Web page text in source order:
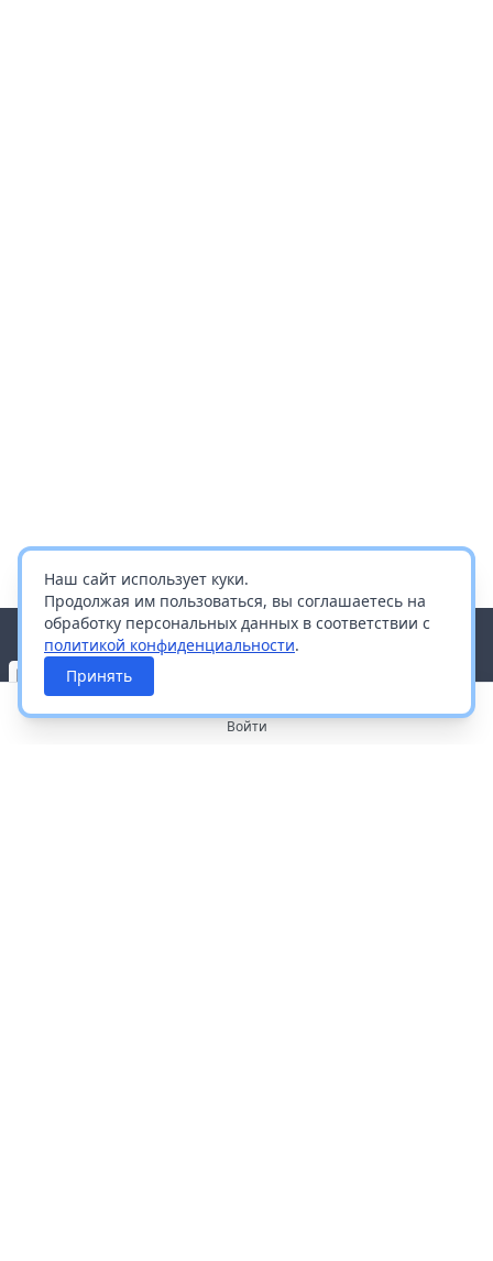
Наш сайт использует куки.
Продолжая им пользоваться, вы соглашаетесь на
обработку персональных данных в соответствии с
политикой конфиденциальности.
Принять
Войти